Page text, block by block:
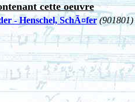
cette oeuvre
- Henschel, SchÃ¤fer (901801)